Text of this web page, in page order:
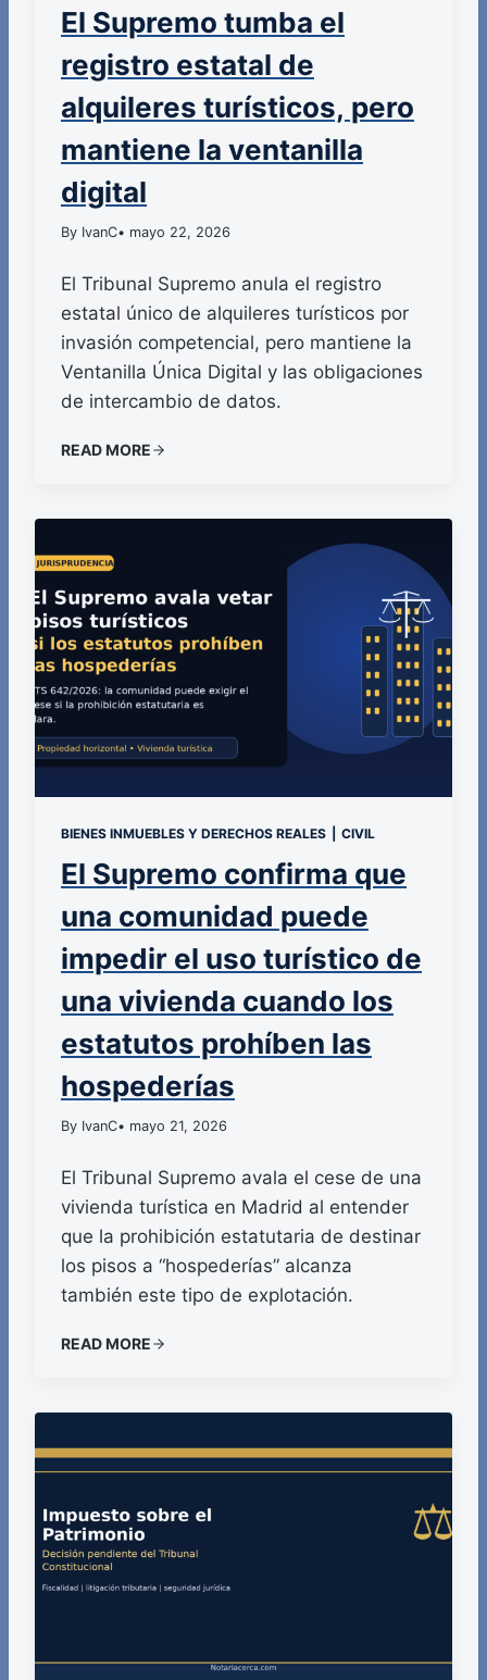
El Supremo tumba el
registro estatal de
alquileres turísticos, pero
mantiene la ventanilla
digital
By IvanC• mayo 22, 2026
El Tribunal Supremo anula el registro
estatal único de alquileres turísticos por
invasión competencial, pero mantiene la
Ventanilla Única Digital y las obligaciones
de intercambio de datos.
READ MORE
BIENES INMUEBLES Y DERECHOS REALES CIVIL
El Supremo confirma que
una comunidad puede
impedir el uso turístico de
una vivienda cuando los
estatutos prohíben las
hospederías
By IvanC• mayo 21, 2026
El Tribunal Supremo avala el cese de una
vivienda turística en Madrid al entender
que la prohibición estatutaria de destinar
los pisos a “hospederías” alcanza
también este tipo de explotación.
READ MORE